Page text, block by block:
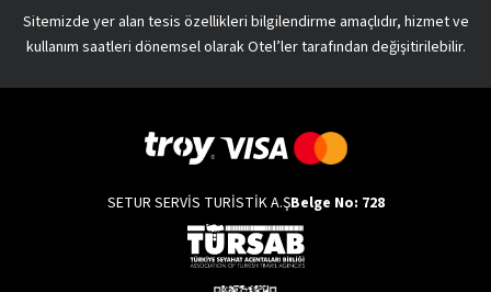
Sitemizde yer alan tesis özellikleri bilgilendirme amaçlıdır, hizmet ve
kullanım saatleri dönemsel olarak Otel’ler tarafından değişitirilebilir.
SETUR SERVİS TURİSTİK A.ŞBelge No: 728